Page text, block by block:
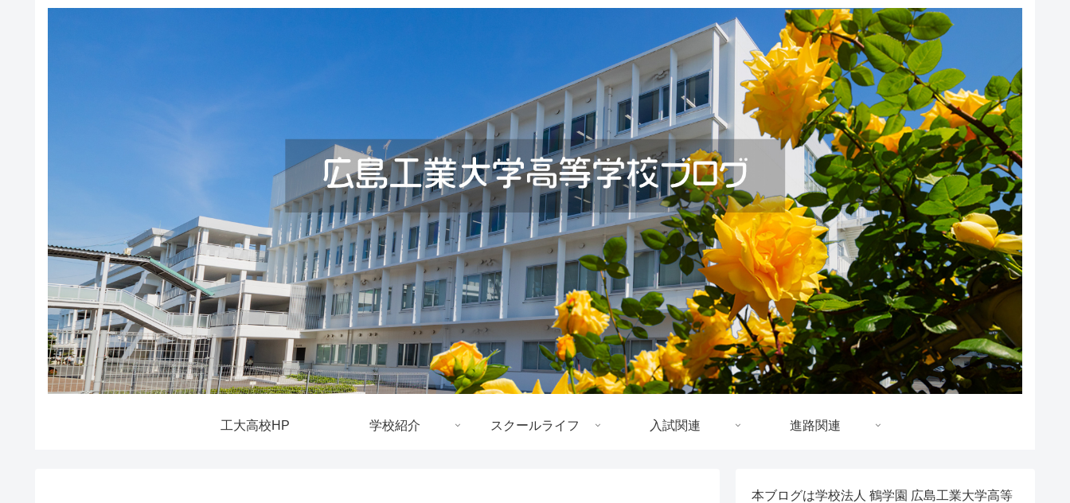
工大高校HP 学校紹介 スクールライフ 入試関連 進路関連
本ブログは学校法人 鶴学園 広島工業大学高等